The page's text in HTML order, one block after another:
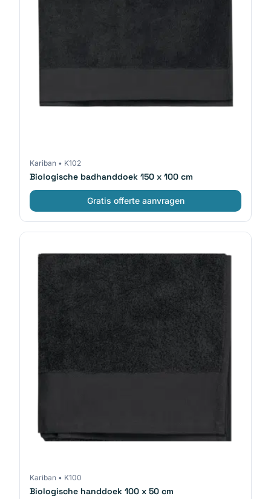
Kariban • K102
Biologische badhanddoek 150 x 100 cm
Gratis offerte aanvragen
Kariban • K100
Biologische handdoek 100 x 50 cm